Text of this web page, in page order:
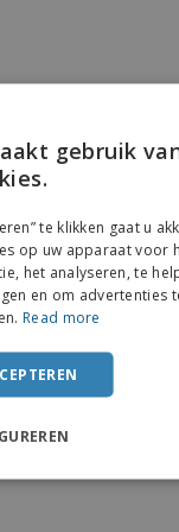
DUTCH
gebruik
te klikken gaat u
op uw apparaat voor
het analyseren, te
en om advertenties
Read more